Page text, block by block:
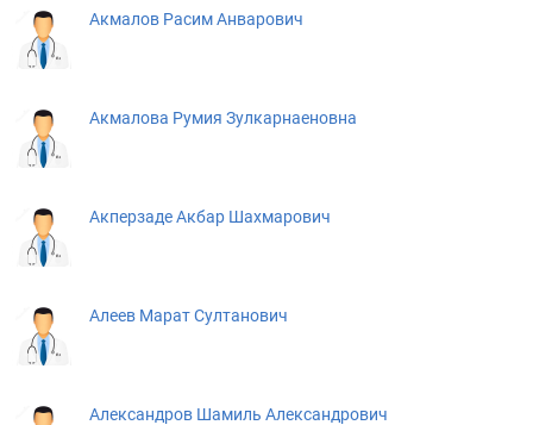
Акмалов Расим Анварович
Акмалова Румия Зулкарнаеновна
Акперзаде Акбар Шахмарович
Алеев Марат Султанович
Александров Шамиль Александрович